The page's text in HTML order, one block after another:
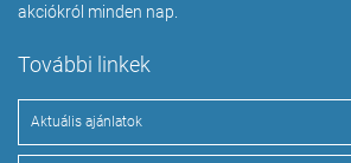
akciókról minden nap.
További linkek
Aktuális ajánlatok